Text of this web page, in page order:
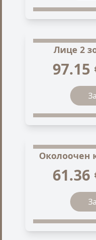
Лице 2
Околоочен